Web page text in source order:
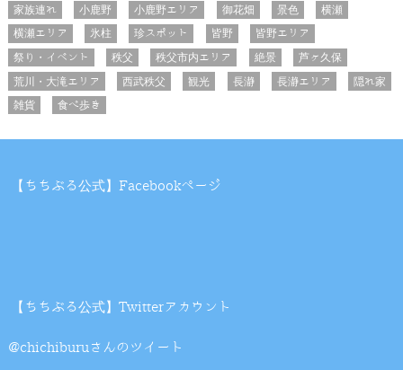
家族連れ
小鹿野 小鹿野エリア 御花畑 景色
横瀬
横瀬エリア
氷柱 珍スポット 皆野
皆野エリア
祭り・イベント
秩父 秩父市内エリア 絶景
芦ヶ久保
荒川・大滝エリア
西武秩父 観光 長瀞 長瀞エリア
隠れ家
雑貨
食べ歩き
【ちちぶる公式】Facebookページ
【ちちぶる公式】Twitterアカウント
@chichiburuさんのツイート